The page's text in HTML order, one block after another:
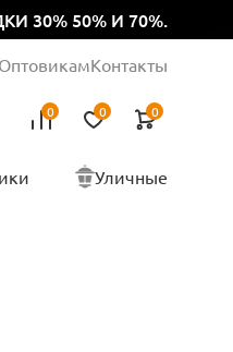
30% 50% И 70%.
ОптовикамКонтакты
0 0 0
Уличные